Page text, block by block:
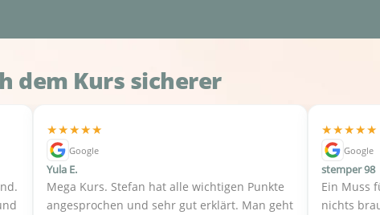
dem Kurs sicherer
★★★★★
Google
Yula E.
Mega Kurs. Stefan hat alle wichtigen Punkte
angesprochen und sehr gut erklärt. Man geht
★★★★★
Google
stemper 98
Ein Muss
nichts